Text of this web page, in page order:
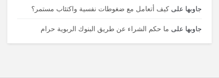
جاوبها على كيف أتعامل مع ضغوطات نفسية واكتئاب مستمر؟
جاوبها على ما حكم الشراء عن طريق البنوك الربوية حرام